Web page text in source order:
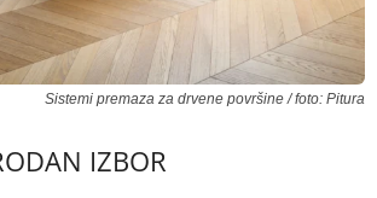
Sistemi premaza za drvene površine / foto: Pitura
IZBOR